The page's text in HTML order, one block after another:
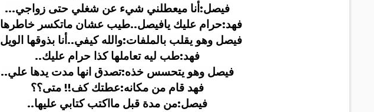
فيصل:أنا ميعطلني شيء عن شغلي حتى زواجي...
فهد:حرام عليك يافيصل..طيب عشان ماتكسر خاطرها
فيصل وهو يقلب بالملفات:والله كيفي..أنا بذوقها الويل
فهد:طب ليه تعاملها كذا حرام عليك..
فيصل وهو يتحسس خذه:تصدق انها مدت يدها علي..
فهد قام من مكانه:عطتك كف!! متى؟؟
فيصل:من مدة قبل مااكتب كتابي عليها..